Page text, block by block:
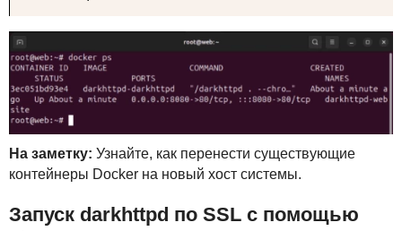
На заметку: Узнайте, как перенести существующие
контейнеры Docker на новый хост системы.
Запуск darkhttpd по SSL с помощью